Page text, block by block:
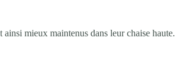
mieux maintenus dans leur chaise haute.